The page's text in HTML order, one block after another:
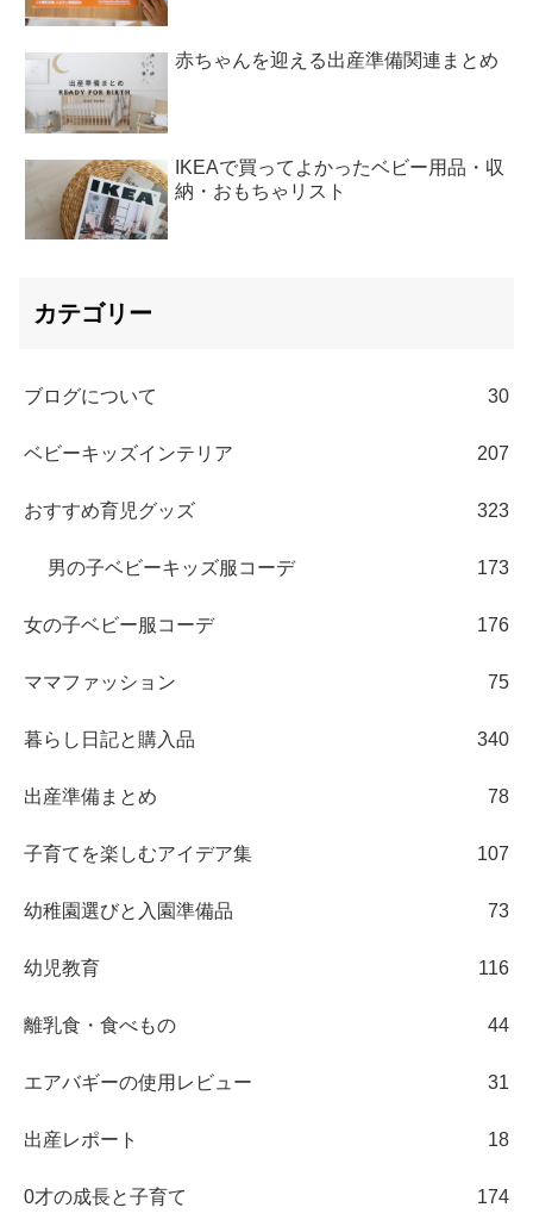
赤ちゃんを迎える出産準備関連まとめ
IKEAで買ってよかったベビー用品・収
納・おもちゃリスト
カテゴリー
ブログについて 30
ベビーキッズインテリア 207
おすすめ育児グッズ 323
男の子ベビーキッズ服コーデ 173
女の子ベビー服コーデ 176
ママファッション 75
暮らし日記と購入品 340
出産準備まとめ 78
子育てを楽しむアイデア集 107
幼稚園選びと入園準備品 73
幼児教育 116
離乳食・食べもの 44
エアバギーの使用レビュー 31
出産レポート 18
0才の成長と子育て 174